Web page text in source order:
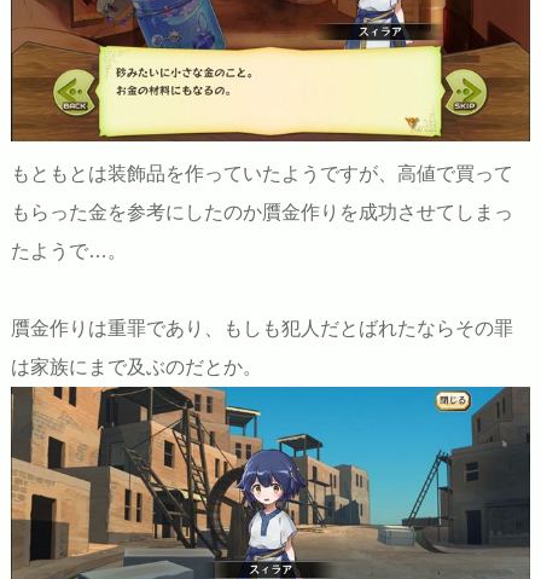
もともとは装飾品を作っていたようですが、高値で買って
もらった金を参考にしたのか贋金作りを成功させてしまっ
たようで…。
贋金作りは重罪であり、もしも犯人だとばれたならその罪
は家族にまで及ぶのだとか。